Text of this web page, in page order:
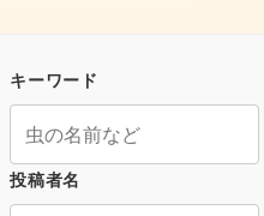
キーワード
投稿者名